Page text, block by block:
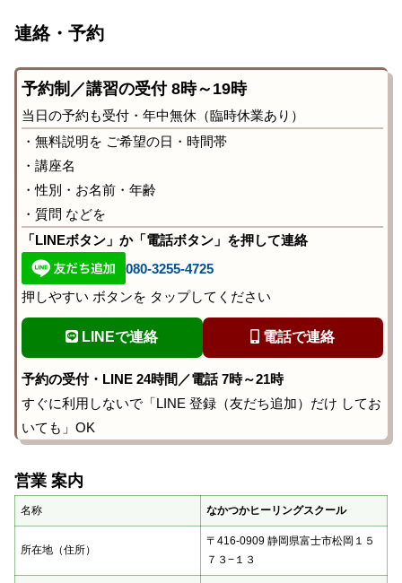
連絡・予約
予約制／講習の受付 8時～19時
当日の予約も受付・年中無休（臨時休業あり）
・無料説明を ご希望の日・時間帯
・講座名
・性別・お名前・年齢
・質問 などを
「LINEボタン」か「電話ボタン」を押して連絡
080-3255-4725
押しやすい ボタンを タップしてください
LINEで連絡 電話で連絡
予約の受付・LINE 24時間／電話 7時～21時
すぐに利用しないで「LINE 登録（友だち追加）だけ してお
いても」OK
営業 案内
名称 なかつかヒーリングスクール
所在地（住所）
〒416-0909 静岡県富士市松岡１５
７３−１３